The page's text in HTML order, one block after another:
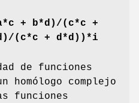
+ b*d)/(c*c +
(c*c + d*d))*i
de funciones
homólogo complejo
funciones